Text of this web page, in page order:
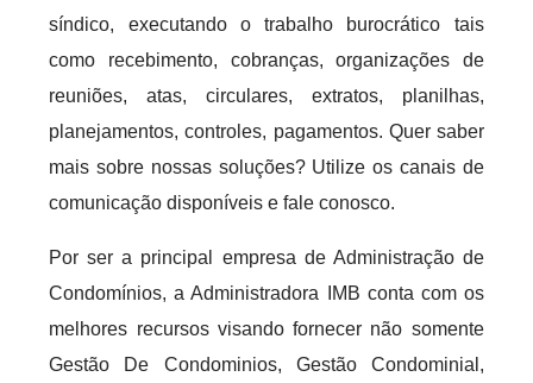
síndico, executando o trabalho burocrático tais
como recebimento, cobranças, organizações de
reuniões, atas, circulares, extratos, planilhas,
planejamentos, controles, pagamentos. Quer saber
mais sobre nossas soluções? Utilize os canais de
comunicação disponíveis e fale conosco.
Por ser a principal empresa de Administração de
Condomínios, a Administradora IMB conta com os
melhores recursos visando fornecer não somente
Gestão De Condominios, Gestão Condominial,